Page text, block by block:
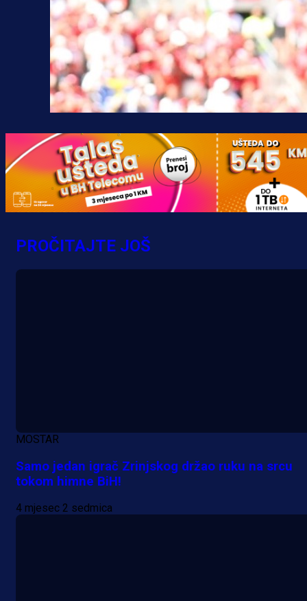
A Selekcija
Lukić seli u Bundesligu? Dva
PROČITAJTE JOŠ
MOSTAR
Samo jedan igrač Zrinjskog držao ruku na srcu
tokom himne BiH!
4 mjesec 2 sedmica